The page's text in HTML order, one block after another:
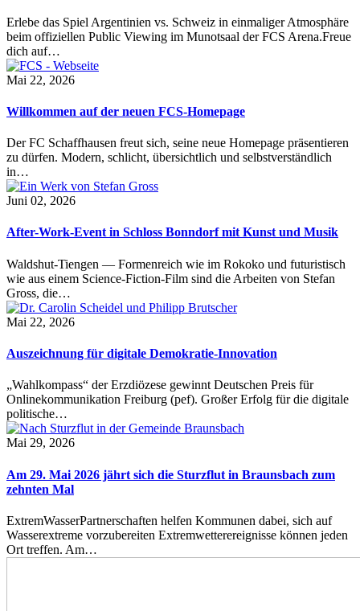
Erlebe das Spiel Argentinien vs. Schweiz in einmaliger Atmosphäre
beim offiziellen Public Viewing im Munotsaal der FCS Arena.Freue
dich auf…
Mai 22, 2026
Willkommen auf der neuen FCS-Homepage
Der FC Schaffhausen freut sich, seine neue Homepage präsentieren
zu dürfen. Modern, schlicht, übersichtlich und selbstverständlich
in…
Juni 02, 2026
After-Work-Event in Schloss Bonndorf mit Kunst und Musik
Waldshut-Tiengen — Formenreich wie im Rokoko und futuristisch
wie aus einem Science-Fiction-Film sind die Arbeiten von Stefan
Gross, die…
Mai 22, 2026
Auszeichnung für digitale Demokratie-Innovation
„Wahlkompass“ der Erzdiözese gewinnt Deutschen Preis für
Onlinekommunikation Freiburg (pef). Großer Erfolg für die digitale
politische…
Mai 29, 2026
Am 29. Mai 2026 jährt sich die Sturzflut in Braunsbach zum
zehnten Mal
ExtremWasserPartnerschaften helfen Kommunen dabei, sich auf
Wasserextreme vorzubereiten Extremwetterereignisse können jeden
Ort treffen. Am…